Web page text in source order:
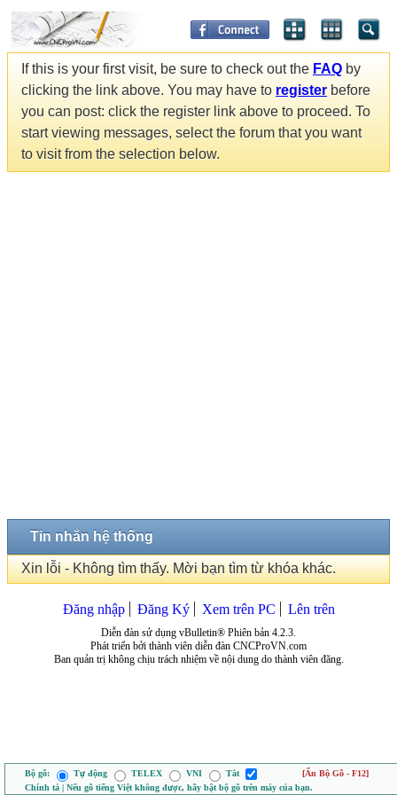
If this is your first visit, be sure to check out the FAQ by
clicking the link above. You may have to register before
you can post: click the register link above to proceed. To
start viewing messages, select the forum that you want
to visit from the selection below.
Tin nhắn hệ thống
Xin lỗi - Không tìm thấy. Mời bạn tìm từ khóa khác.
Đăng nhập Đăng Ký Xem trên PC Lên trên
Diễn đàn sử dụng vBulletin® Phiên bản 4.2.3.
Phát triển bởi thành viên diễn đàn CNCProVN.com
Ban quản trị không chịu trách nhiệm về nội dung do thành viên đăng.
Bộ gõ: Tự động TELEX VNI Tắt
[Ẩn Bộ Gõ - F12]
Chính tả | Nếu gõ tiếng Việt không được, hãy bật bộ gõ trên máy của bạn.